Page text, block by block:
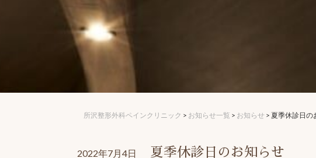
所沢整形外科ペインクリニック > お知らせ一覧 > お知らせ > 夏季休診日の
2022年7月4日 夏季休診日のお知らせ